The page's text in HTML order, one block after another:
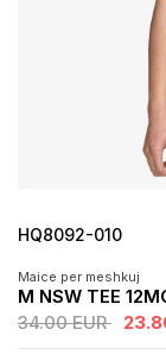
HQ8092-010
Maice per meshkuj
M NSW TEE
34.00 EUR